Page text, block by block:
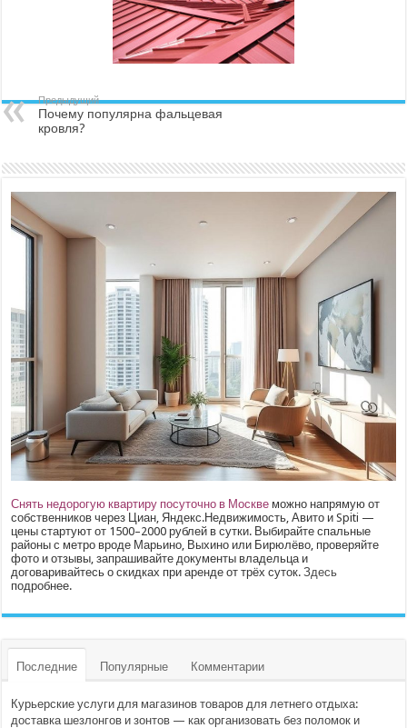
Предыдущий
Почему популярна фальцевая
кровля?
Снять недорогую квартиру посуточно в Москве можно напрямую от
собственников через Циан, Яндекс.Недвижимость, Авито и Spiti —
цены стартуют от 1500–2000 рублей в сутки. Выбирайте спальные
районы с метро вроде Марьино, Выхино или Бирюлёво, проверяйте
фото и отзывы, запрашивайте документы владельца и
договаривайтесь о скидках при аренде от трёх суток.Здесь
подробнее.
Последние Популярные Комментарии
Курьерские услуги для магазинов товаров для летнего отдыха:
доставка шезлонгов и зонтов — как организовать без поломок и